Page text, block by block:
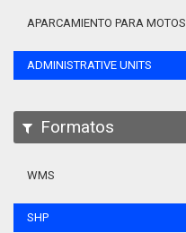
APARCAMIENTO PARA MOTOS
ADMINISTRATIVE UNITS
Formatos
WMS
SHP